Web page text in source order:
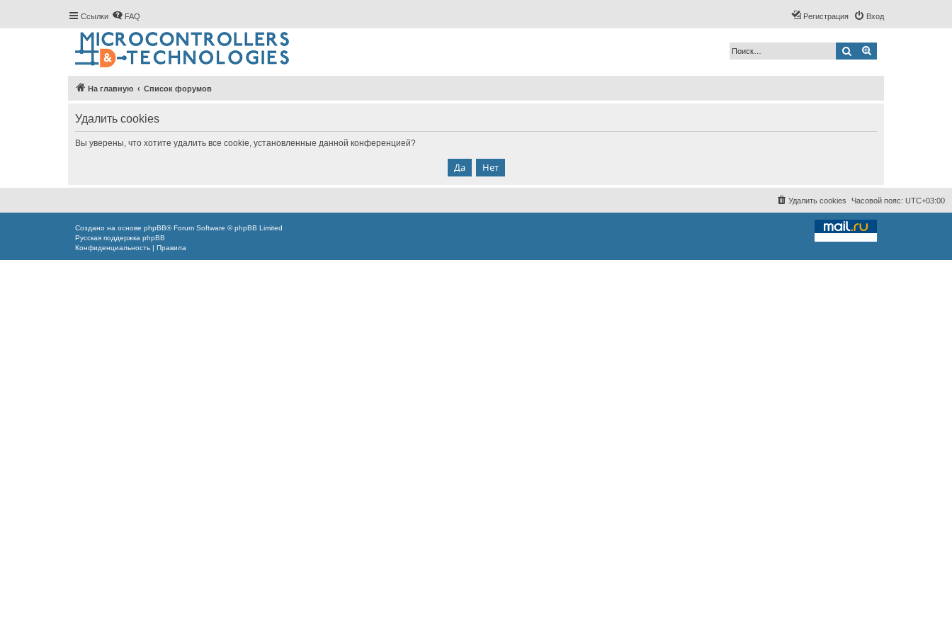
Ссылки FAQ Вход
Регистрация
Поиск
На главную Список форумов
Удалить cookies
Вы уверены, что хотите удалить все cookie, установленные данной конференцией?
Часовой пояс: UTC+03:00
Удалить cookies
Создано на основе phpBB® Forum Software © phpBB Limited
Русская поддержка phpBB
Конфиденциальность | Правила